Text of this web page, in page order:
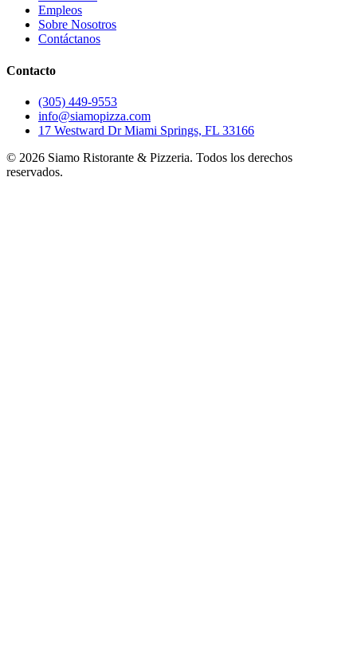
Empleos
Sobre Nosotros
Contáctanos
Contacto
(305) 449-9553
info@siamopizza.com
17 Westward Dr Miami Springs, FL 33166
© 2026 Siamo Ristorante & Pizzeria. Todos los derechos
reservados.